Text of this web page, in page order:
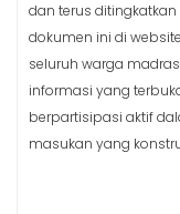
dan terus
dokumen ini di
seluruh warga
informasi yang
berpartisipasi aktif
masukan yang